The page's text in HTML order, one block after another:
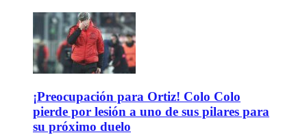
¡Preocupación para Ortiz! Colo Colo
pierde por lesión a uno de sus pilares para
su próximo duelo